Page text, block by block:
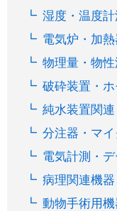
湿度・温度計
電気炉・加熱
物理量・物
破砕装置・
純水装置関連
分注器・マ
電気計測・
病理関連機器
動物手術用機